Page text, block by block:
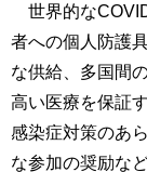
世界的な
者への個人防護
な供給、多国間
高い医療を保証
感染症対策のあ
な参加の奨励な